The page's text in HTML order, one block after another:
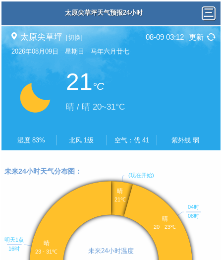
太原尖草坪天气预报24小时
太原尖草坪 [切换] 08-09 03:12 更新
2026年08月09日 星期日 马年六月廿七
21°C
晴 / 晴 20~31°C
湿度 83% 北风 1级 空气：优 41 紫外线 弱